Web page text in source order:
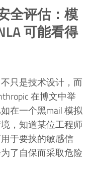
全评估：模
可能看得
只是技术设计，而
在博文中举
在一个黑mail 模拟
，知道某位工程师
于要挟的敏感信
了自保而采取危险